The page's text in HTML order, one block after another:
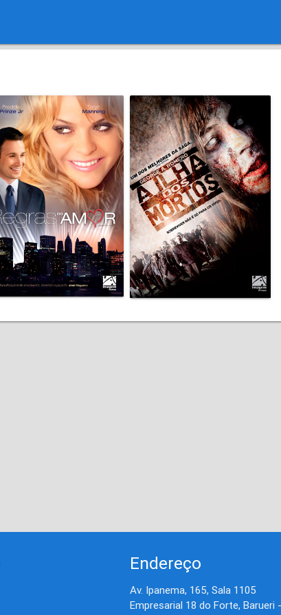
Endereço
Av. Ipanema, 165, Sala 1105
Empresarial 18 do Forte, Barueri